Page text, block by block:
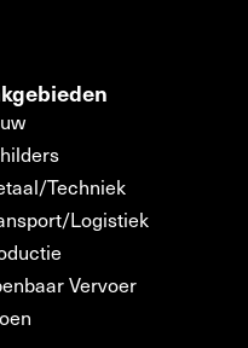
Techniek
Logistiek
Vervoer